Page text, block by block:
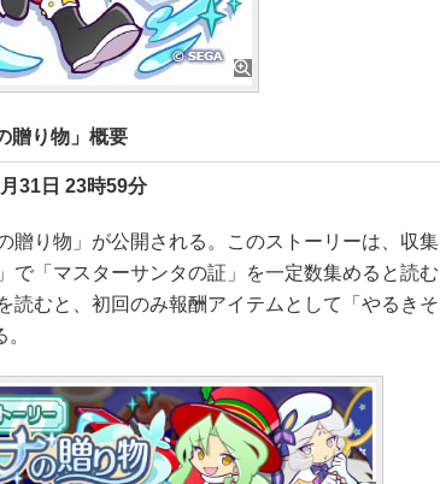
贈り物」概要
31日 23時59分
り物」が公開される。このストーリーは、収集
で「マスターサンタの証」を一定数集めると読む
読むと、初回のみ報酬アイテムとして「やるきそ